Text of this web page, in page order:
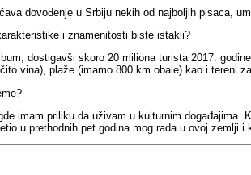
dovođenje u Srbiju nekih od najboljih pisaca,
i znamenitosti biste istakli?
dostigavši skoro 20 miliona turista 2017.
vina), plaže (imamo 800 km obale) kao i tereni
imam priliku da uživam u kulturnim
u prethodnih pet godina mog rada u ovoj zemlji i